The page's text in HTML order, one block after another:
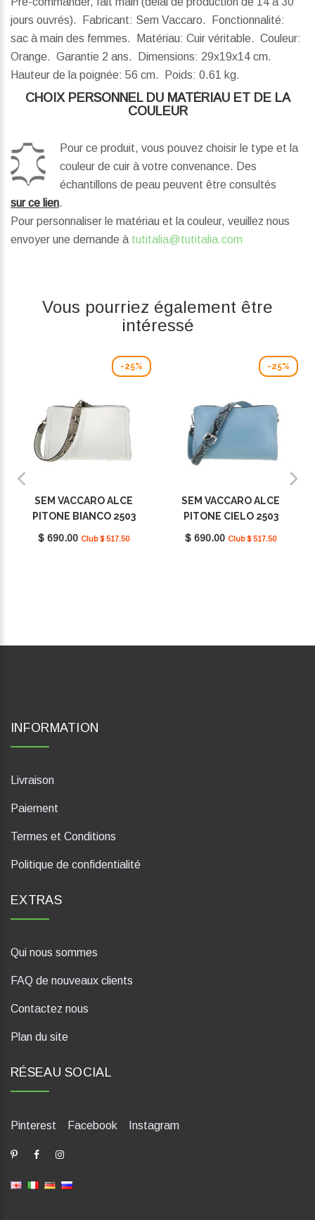
jours ouvrés). Fabricant: Sem Vaccaro. Fonctionnalité:
sac à main des femmes. Matériau: Cuir véritable. Couleur:
Orange. Garantie 2 ans.
Dimensions: 29x19x14 cm.
Hauteur de la poignée: 56 cm. Poids: 0.61 kg.
CHOIX PERSONNEL DU MATÉRIAU ET DE LA
COULEUR
Pour ce produit, vous pouvez choisir le type et la
couleur de cuir à votre convenance. Des
échantillons de peau peuvent être consultés
sur ce lien.
Pour personnaliser le matériau et la couleur, veuillez nous
envoyer une demande à tutitalia@tutitalia.com
Vous pourriez également être
intéressé
-25%
SEM VACCARO ALCE
PITONE BIANCO 2503
$ 690.00 Club $ 517.50
-25%
SEM VACCARO ALCE
PITONE CIELO 2503
$ 690.00 Club $ 517.50
INFORMATION
Livraison
Paiement
Termes et Conditions
Politique de confidentialité
EXTRAS
Qui nous sommes
FAQ de nouveaux clients
Contactez nous
Plan du site
RÉSEAU SOCIAL
Pinterest Facebook Instagram